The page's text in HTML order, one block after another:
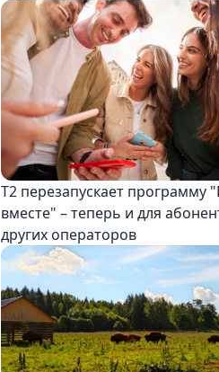
Т2 перезапускает программу
вместе" – теперь и для
других операторов